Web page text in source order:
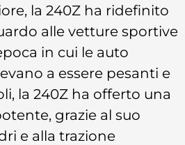
la 240Z ha ridefinito
alle vetture sportive
in cui le auto
a essere pesanti e
la 240Z ha offerto una
grazie al suo
e alla trazione